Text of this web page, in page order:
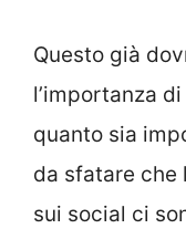
Questo già
l’importanza
quanto sia
da sfatare che
sui social ci